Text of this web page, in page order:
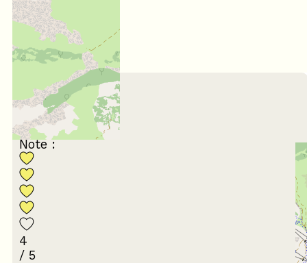
4,37
/ 5
Juillet 2026
LAETITIA
35 à 44 ans
En famille
Note :
4
/ 5